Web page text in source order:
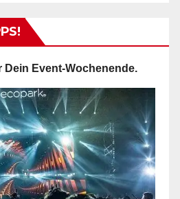
Dein Event-Wochenende.